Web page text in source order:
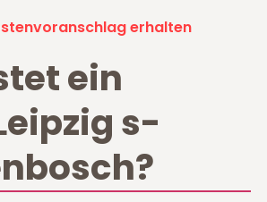
erhalten
ein
s-